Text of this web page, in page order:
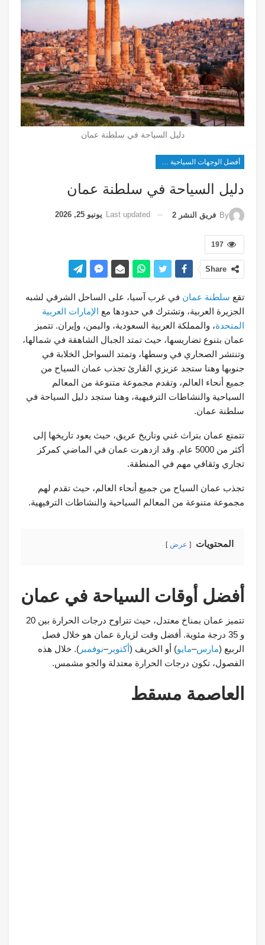
دليل السياحة في سلطنة عمان
أفضل الوجهات السياحية في غرب آسيا
دليل السياحة في سلطنة عمان
By فريق النشر 2 Last updated يونيو 25, 2026
197
Share
تقع سلطنة عمان في غرب آسيا، على الساحل الشرقي لشبه
الجزيرة العربية، وتشترك في حدودها مع الإمارات العربية
المتحدة، والمملكة العربية السعودية، واليمن، وإيران. تتميز
عمان بتنوع تضاريسها، حيث تمتد الجبال الشاهقة في شمالها،
وتنتشر الصحاري في وسطها، وتمتد السواحل الخلابة في
جنوبها وهنا ستجد عزيزي القارئ تجذب عمان السياح من
جميع أنحاء العالم، وتقدم مجموعة متنوعة من المعالم
السياحية والنشاطات الترفيهية، وهنا ستجد دليل السياحة في
سلطنة عمان.
تتمتع عمان بتراث غني وتاريخ عريق، حيث يعود تاريخها إلى
أكثر من 5000 عام. وقد ازدهرت عمان في الماضي كمركز
تجاري وثقافي مهم في المنطقة.
تجذب عمان السياح من جميع أنحاء العالم، حيث تقدم لهم
مجموعة متنوعة من المعالم السياحية والنشاطات الترفيهية.
المحتويات عرض
أفضل أوقات السياحة في عمان
تتميز عمان بمناخ معتدل، حيث تتراوح درجات الحرارة بين 20
و 35 درجة مئوية. أفضل وقت لزيارة عمان هو خلال فصل
الربيع (مارس–مايو) أو الخريف (أكتوبر–نوفمبر ). خلال هذه
الفصول، تكون درجات الحرارة معتدلة والجو مشمس.
العاصمة مسقط